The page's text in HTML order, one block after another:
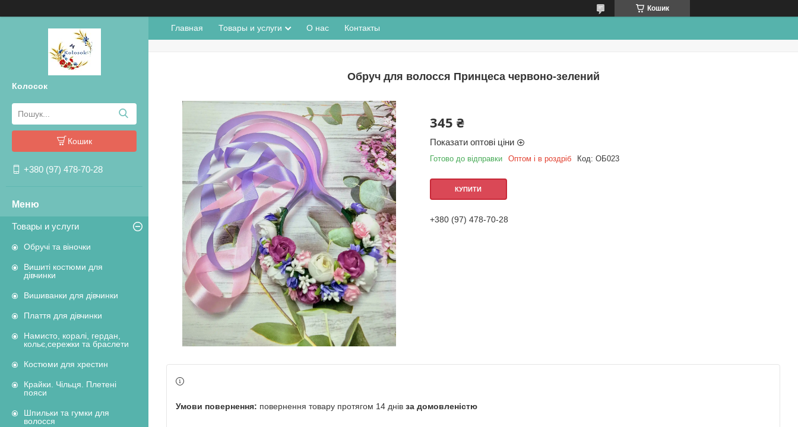
Кошик
Колосок
Кошик
+380 (97) 478-70-28
Товары и услуги
Обручі та віночки
Вишиті костюми для
дівчинки
Вишиванки для дівчинки
Плаття для дівчинки
Намисто, коралі, гердан,
кольє,сережки та браслети
Костюми для хрестин
Крайки. Чільця. Плетені
пояси
Шпильки та гумки для
волосся
Главная Товары и услуги О нас Контакты
Обруч для волосся Принцеса червоно-зелений
345 ₴
Показати оптові ціни
Готово до відправки Оптом і в роздріб Код: ОБ023
КУПИТИ
+380 (97) 478-70-28
повернення товару протягом 14 днів за домовленістю